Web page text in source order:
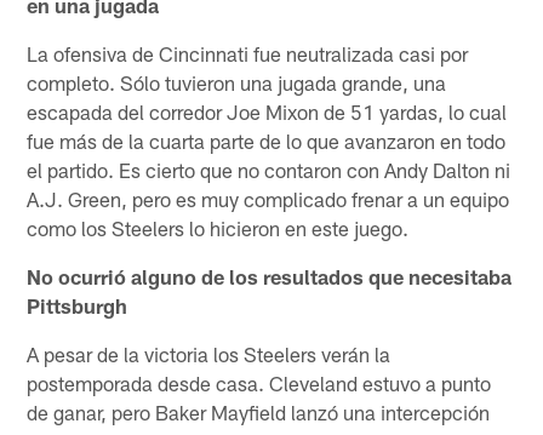
en una jugada
La ofensiva de Cincinnati fue neutralizada casi por
completo. Sólo tuvieron una jugada grande, una
escapada del corredor Joe Mixon de 51 yardas, lo cual
fue más de la cuarta parte de lo que avanzaron en todo
el partido. Es cierto que no contaron con Andy Dalton ni
A.J. Green, pero es muy complicado frenar a un equipo
como los Steelers lo hicieron en este juego.
No ocurrió alguno de los resultados que necesitaba
Pittsburgh
A pesar de la victoria los Steelers verán la
postemporada desde casa. Cleveland estuvo a punto
de ganar, pero Baker Mayfield lanzó una intercepción